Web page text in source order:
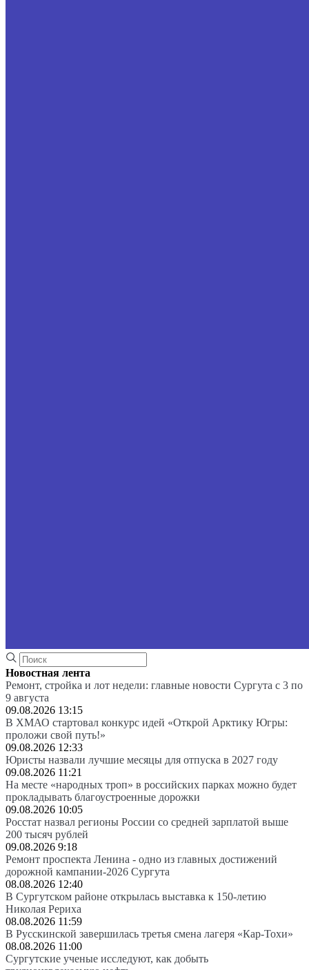
Новостная лента
Ремонт, стройка и лот недели: главные новости Сургута с 3 по
9 августа
09.08.2026 13:15
В ХМАО стартовал конкурс идей «Открой Арктику Югры:
проложи свой путь!»
09.08.2026 12:33
Юристы назвали лучшие месяцы для отпуска в 2027 году
09.08.2026 11:21
На месте «народных троп» в российских парках можно будет
прокладывать благоустроенные дорожки
09.08.2026 10:05
Росстат назвал регионы России со средней зарплатой выше
200 тысяч рублей
09.08.2026 9:18
Ремонт проспекта Ленина - одно из главных достижений
дорожной кампании-2026 Сургута
08.08.2026 12:40
В Сургутском районе открылась выставка к 150-летию
Николая Рериха
08.08.2026 11:59
В Русскинской завершилась третья смена лагеря «Кар-Тохи»
08.08.2026 11:00
Сургутские ученые исследуют, как добыть